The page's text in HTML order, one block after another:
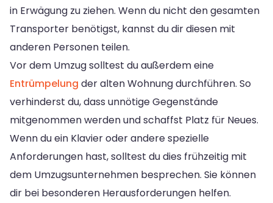
in Erwägung zu ziehen. Wenn du nicht den gesamten
Transporter benötigst, kannst du dir diesen mit
anderen Personen teilen.
Vor dem Umzug solltest du außerdem eine
Entrümpelung der alten Wohnung durchführen. So
verhinderst du, dass unnötige Gegenstände
mitgenommen werden und schaffst Platz für Neues.
Wenn du ein Klavier oder andere spezielle
Anforderungen hast, solltest du dies frühzeitig mit
dem Umzugsunternehmen besprechen. Sie können
dir bei besonderen Herausforderungen helfen.